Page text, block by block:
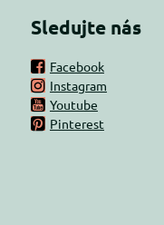
Sledujte nás
Facebook
Instagram
Youtube
Pinterest